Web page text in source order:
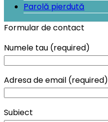
Parolă pierdută
Formular de contact
Numele tau (required)
Adresa de email (required)
Subiect